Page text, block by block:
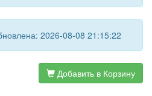
2026-08-08 21:15:22
Добавить в Корзину